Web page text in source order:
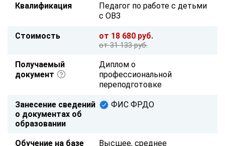
Квалификация
Педагог по работе с детьми
с ОВЗ
Стоимость от 18 680 руб.
от 31 133 руб.
Получаемый
документ
Диплом о
профессиональной
переподготовке
Занесение сведений
о документах об
образовании
ФИС ФРДО
Обучение на базе Высшее, среднее